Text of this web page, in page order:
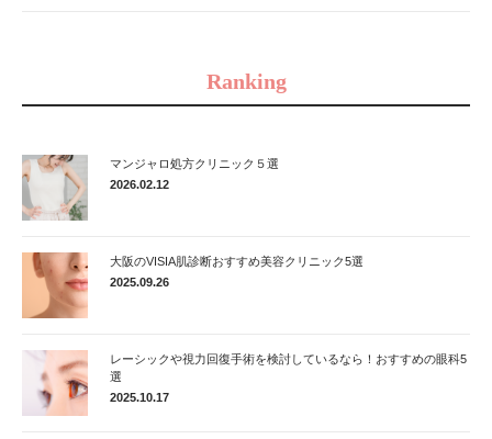
Ranking
マンジャロ処方クリニック５選
2026.02.12
大阪のVISIA肌診断おすすめ美容クリニック5選
2025.09.26
レーシックや視力回復手術を検討しているなら！おすすめの眼科5
選
2025.10.17